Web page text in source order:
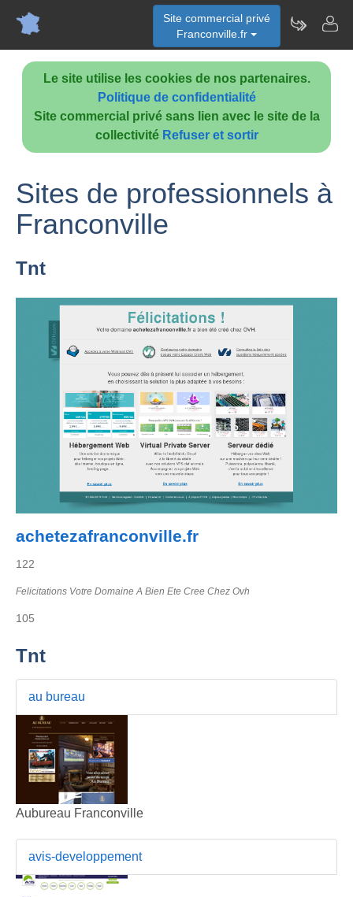
Le site utilise les cookies de nos partenaires.
Politique de confidentialité
Site commercial privé sans lien avec le site de la
collectivité Refuser et sortir
Site commercial privé
Franconville.fr
Sites de professionnels à
Franconville
Tnt
achetezafranconville.fr
122
Felicitations Votre Domaine A Bien Ete Cree Chez Ovh
105
Tnt
au bureau
Aubureau Franconville
avis-developpement